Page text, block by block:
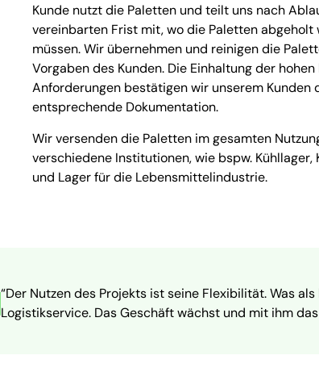
Kunde nutzt die Paletten und teilt uns nach
vereinbarten Frist mit, wo die Paletten abgeholt
müssen. Wir übernehmen und reinigen die
Vorgaben des Kunden. Die Einhaltung der
Anforderungen bestätigen wir unserem Kunden
entsprechende Dokumentation.
Wir versenden die Paletten im gesamten
verschiedene Institutionen, wie bspw. Kühllager,
und Lager für die Lebensmittelindustrie.
“Der Nutzen des Projekts ist seine Flexibilität. Was
Logistikservice. Das Geschäft wächst und mit ihm